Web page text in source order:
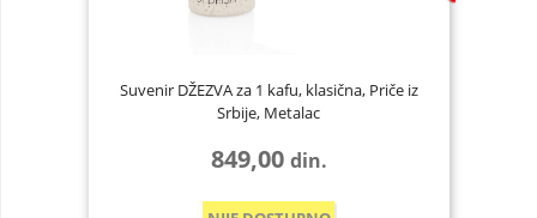
Suvenir DŽEZVA za 1 kafu, klasična, Priče iz
Srbije, Metalac
849,00 din.